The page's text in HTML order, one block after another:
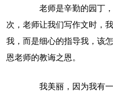
老师是辛勤的园丁，
次，老师让我们写作文时，
我，而是细心的指导我，该
恩老师的教诲之恩。
我美丽，因为我有一